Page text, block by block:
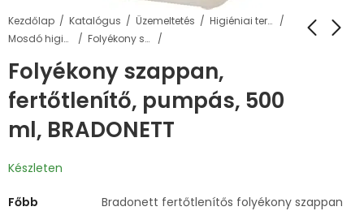
Kezdőlap Katalógus Üzemeltetés
Higiéniai termékek
Mosdó higiénia
Folyékony szappanok és adagolók
Folyékony szappan,
fertőtlenítő, pumpás, 500
ml, BRADONETT
Készleten
Főbb
Bradonett fertőtlenítős folyékony szappan